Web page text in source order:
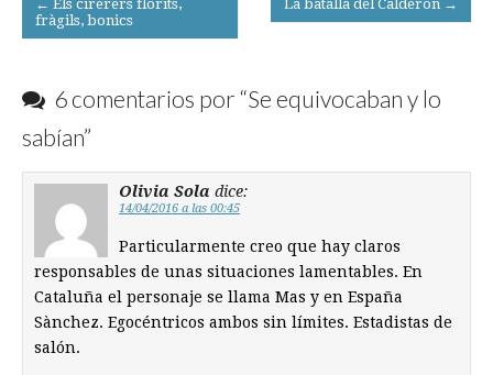
navigation
← Els cirerers florits,
fràgils, bonics
La batalla del Calderón →
6 comentarios por “Se equivocaban y lo
sabían”
Olivia Sola dice:
14/04/2016 a las 00:45
Particularmente creo que hay claros
responsables de unas situaciones lamentables. En
Cataluña el personaje se llama Mas y en España
Sànchez. Egocéntricos ambos sin límites. Estadistas de
salón.